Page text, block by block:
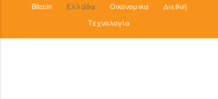
Bitcoin Ελλάδα Οικονομικά
Διεθνή
Τεχνολογία